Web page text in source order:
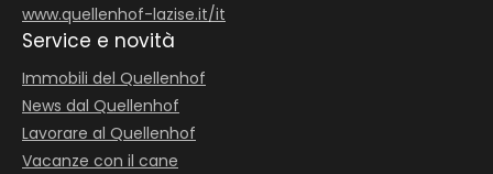
www.quellenhof-lazise.it/it
Service e novità
Immobili del Quellenhof
News dal Quellenhof
Lavorare al Quellenhof
Vacanze con il cane